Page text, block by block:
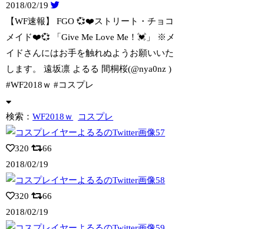
2018/02/19
【WF速報】 FGO 💞❤️ストリート・チョコ
メイド❤️💞 「Give Me Love Me！💓」 ※メ
イドさんにはお手を触れぬようお願いいた
します。 遠坂凛 よるる 間桐桜(@nya0nz )
#WF2018ｗ #コスプレ
検索：WF2018ｗ コスプレ
320
66
2018/02/19
320
66
2018/02/19